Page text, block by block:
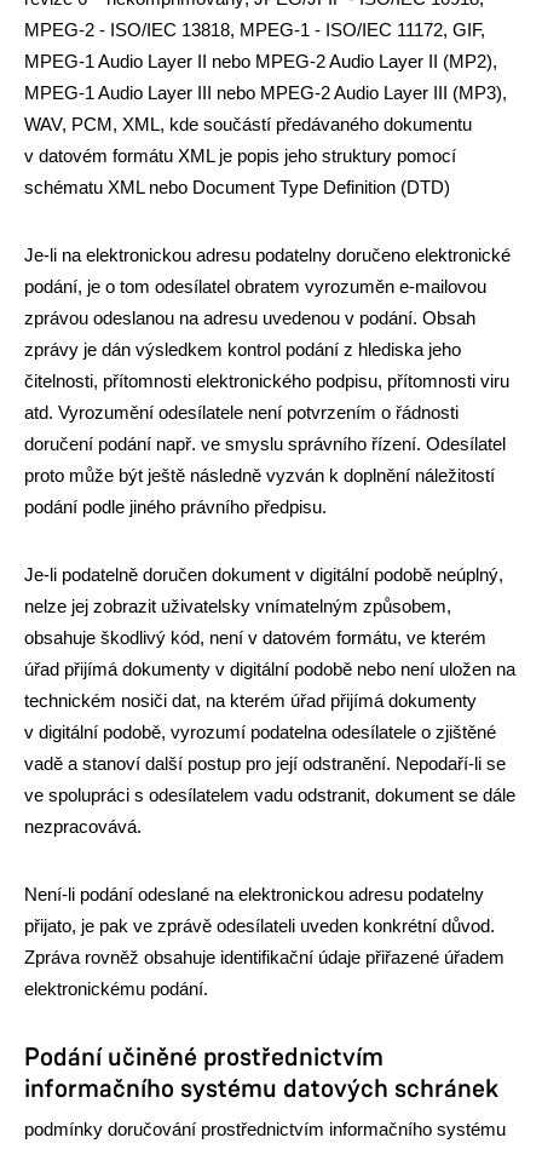
MPEG‐2 - ISO/IEC 13818, MPEG‐1 - ISO/IEC 11172, GIF,
MPEG‐1 Audio Layer II nebo MPEG‐2 Audio Layer II (MP2),
MPEG‐1 Audio Layer III nebo MPEG‐2 Audio Layer III (MP3),
WAV, PCM, XML, kde součástí předávaného dokumentu
v datovém formátu XML je popis jeho struktury pomocí
schématu XML nebo Document Type Definition (DTD)
Je-li na elektronickou adresu podatelny doručeno elektronické
podání, je o tom odesílatel obratem vyrozuměn e-mailovou
zprávou odeslanou na adresu uvedenou v podání. Obsah
zprávy je dán výsledkem kontrol podání z hlediska jeho
čitelnosti, přítomnosti elektronického podpisu, přítomnosti viru
atd. Vyrozumění odesílatele není potvrzením o řádnosti
doručení podání např. ve smyslu správního řízení. Odesílatel
proto může být ještě následně vyzván k doplnění náležitostí
podání podle jiného právního předpisu.
Je-li podatelně doručen dokument v digitální podobě neúplný,
nelze jej zobrazit uživatelsky vnímatelným způsobem,
obsahuje škodlivý kód, není v datovém formátu, ve kterém
úřad přijímá dokumenty v digitální podobě nebo není uložen na
technickém nosiči dat, na kterém úřad přijímá dokumenty
v digitální podobě, vyrozumí podatelna odesílatele o zjištěné
vadě a stanoví další postup pro její odstranění. Nepodaří-li se
ve spolupráci s odesílatelem vadu odstranit, dokument se dále
nezpracovává.
Není-li podání odeslané na elektronickou adresu podatelny
přijato, je pak ve zprávě odesílateli uveden konkrétní důvod.
Zpráva rovněž obsahuje identifikační údaje přiřazené úřadem
elektronickému podání.
Podání učiněné prostřednictvím
informačního systému datových schránek
podmínky doručování prostřednictvím informačního systému